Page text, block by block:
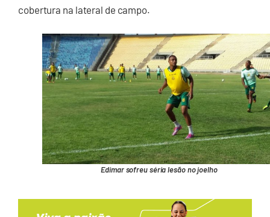
cobertura na lateral de campo.
Edimar sofreu séria lesão no joelho